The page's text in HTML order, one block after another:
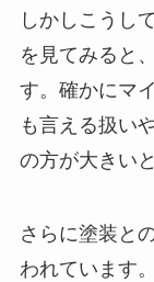
しかしこうし
を見てみると
す。確かにマ
も言える扱い
の方が大きい
さらに塗装と
われています